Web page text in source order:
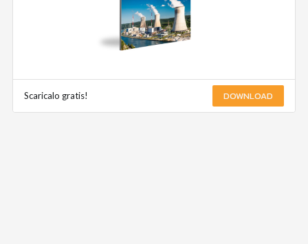
Scaricalo gratis! DOWNLOAD